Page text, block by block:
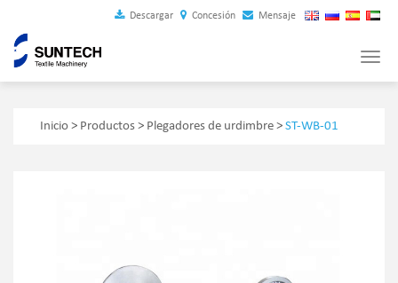
Descargar Concesión Mensaje
Inicio > Productos > Plegadores de urdimbre > ST-WB-01